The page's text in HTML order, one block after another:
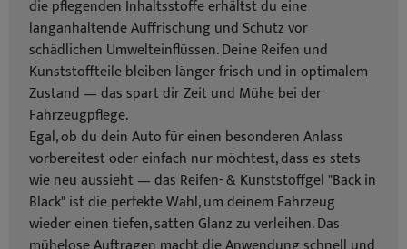
die pflegenden Inhaltsstoffe erhältst du eine
langanhaltende Auffrischung und Schutz vor
schädlichen Umwelteinflüssen. Deine Reifen und
Kunststoffteile bleiben länger frisch und in optimalem
Zustand — das spart dir Zeit und Mühe bei der
Fahrzeugpflege.
Egal, ob du dein Auto für einen besonderen Anlass
vorbereitest oder einfach nur möchtest, dass es stets
wie neu aussieht — das Reifen- & Kunststoffgel "Back in
Black" ist die perfekte Wahl, um deinem Fahrzeug
wieder einen tiefen, satten Glanz zu verleihen. Das